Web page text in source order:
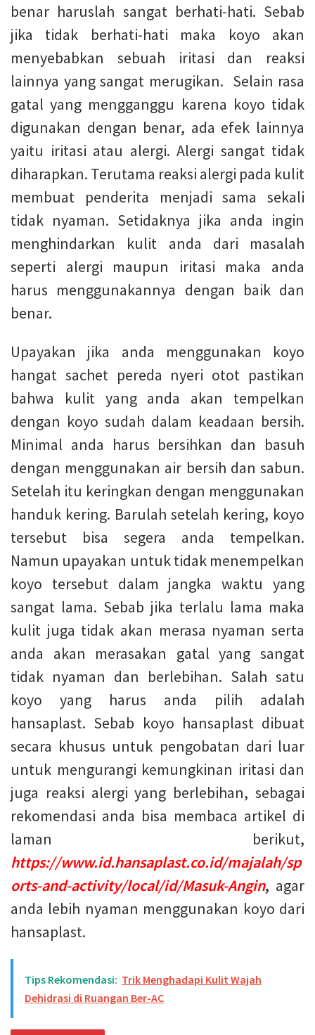
benar haruslah sangat berhati-hati. Sebab
jika tidak berhati-hati maka koyo akan
menyebabkan sebuah iritasi dan reaksi
lainnya yang sangat merugikan. Selain rasa
gatal yang mengganggu karena koyo tidak
digunakan dengan benar, ada efek lainnya
yaitu iritasi atau alergi. Alergi sangat tidak
diharapkan. Terutama reaksi alergi pada kulit
membuat penderita menjadi sama sekali
tidak nyaman. Setidaknya jika anda ingin
menghindarkan kulit anda dari masalah
seperti alergi maupun iritasi maka anda
harus menggunakannya dengan baik dan
benar.
Upayakan jika anda menggunakan koyo
hangat sachet pereda nyeri otot pastikan
bahwa kulit yang anda akan tempelkan
dengan koyo sudah dalam keadaan bersih.
Minimal anda harus bersihkan dan basuh
dengan menggunakan air bersih dan sabun.
Setelah itu keringkan dengan menggunakan
handuk kering. Barulah setelah kering, koyo
tersebut bisa segera anda tempelkan.
Namun upayakan untuk tidak menempelkan
koyo tersebut dalam jangka waktu yang
sangat lama. Sebab jika terlalu lama maka
kulit juga tidak akan merasa nyaman serta
anda akan merasakan gatal yang sangat
tidak nyaman dan berlebihan. Salah satu
koyo yang harus anda pilih adalah
hansaplast. Sebab koyo hansaplast dibuat
secara khusus untuk pengobatan dari luar
untuk mengurangi kemungkinan iritasi dan
juga reaksi alergi yang berlebihan, sebagai
rekomendasi anda bisa membaca artikel di
laman berikut,
https://www.id.hansaplast.co.id/majalah/sp
orts-and-activity/local/id/Masuk-Angin, agar
anda lebih nyaman menggunakan koyo dari
hansaplast.
Tips Rekomendasi: Trik Menghadapi Kulit Wajah
Dehidrasi di Ruangan Ber-AC